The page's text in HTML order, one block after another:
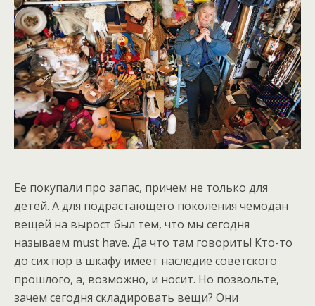
Ее покупали про запас, причем не только для
детей. А для подрастающего поколения чемодан
вещей на вырост был тем, что мы сегодня
называем must have. Да что там говорить! Кто-то
до сих пор в шкафу имеет наследие советского
прошлого, а, возможно, и носит. Но позвольте,
зачем сегодня складировать вещи? Они